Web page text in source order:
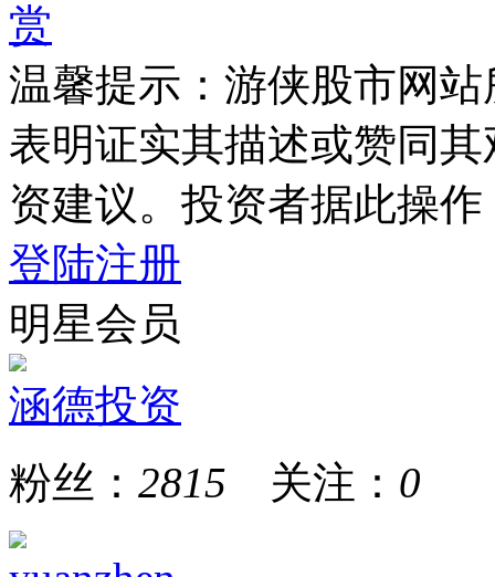
赏
温馨提示：游侠股市网
表明证实其描述或赞同
资建议。投资者据此操
登陆注册
明星会员
涵德投资
粉丝： 2815 关注： 0